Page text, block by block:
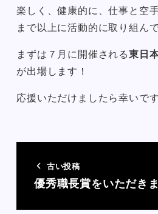
楽しく、健康的に、仕事と空
まで以上に活動的に取り組ん
まずは７月に開催される東日
が出場します！
応援いただけましたら幸いです
古い投稿
優秀職長賞をいただき